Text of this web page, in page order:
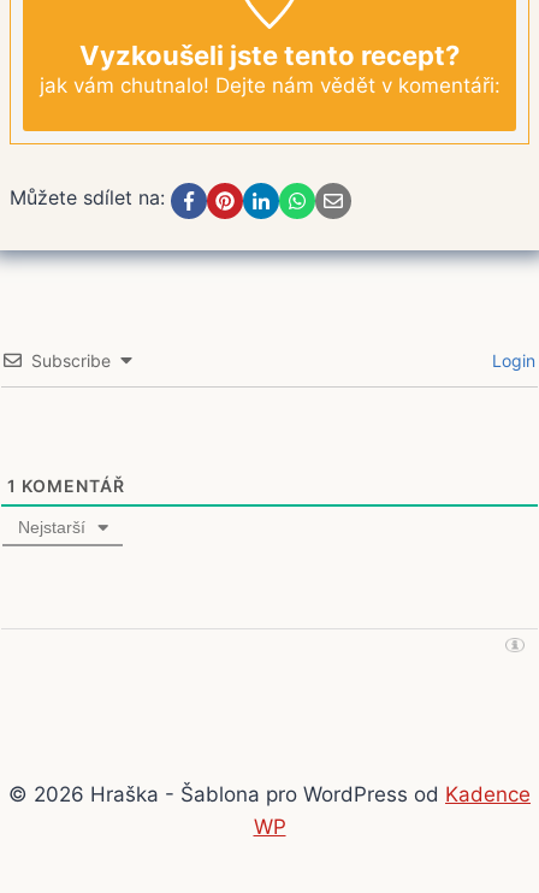
Vyzkoušeli jste tento recept?
jak vám chutnalo! Dejte nám vědět v komentáři:
Můžete sdílet na:
Subscribe Login
1 KOMENTÁŘ
Nejstarší
© 2026 Hraška - Šablona pro WordPress od Kadence
WP